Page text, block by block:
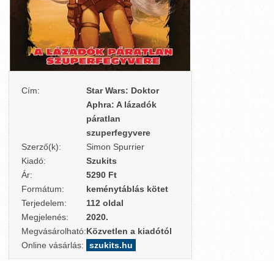
Cím:
Star Wars: Doktor
Aphra: A lázadók
páratlan
szuperfegyvere
Szerző(k):
Simon Spurrier
Kiadó:
Szukits
Ár:
5290 Ft
Formátum:
keménytáblás kötet
Terjedelem:
112 oldal
Megjelenés:
2020.
Megvásárolható:Közvetlen a kiadótól
Online vásárlás:
szukits.hu